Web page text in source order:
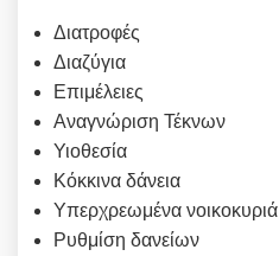
Διατροφές
Διαζύγια
Επιμέλειες
Αναγνώριση Τέκνων
Υιοθεσία
Κόκκινα δάνεια
Υπερχρεωμένα νοικοκυριά
Ρυθμίση δανείων